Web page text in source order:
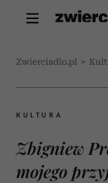
Zwierciadlo.pl >
KULTURA
Zbigniew
mojego